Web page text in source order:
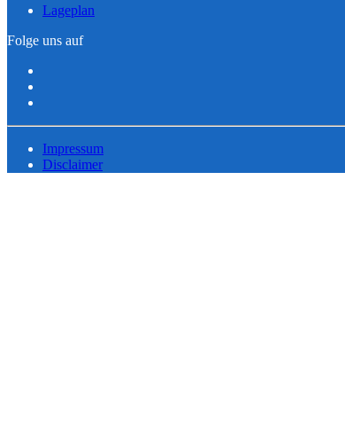
Lageplan
Folge uns auf
Impressum
Disclaimer